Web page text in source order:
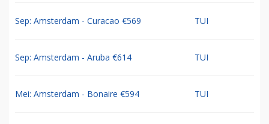
Sep: Amsterdam - Curacao €569 TUI
Sep: Amsterdam - Aruba €614 TUI
Mei: Amsterdam - Bonaire €594 TUI